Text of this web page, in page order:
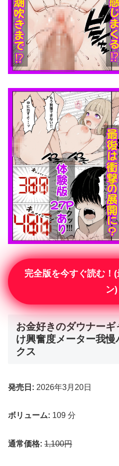
完全版を今すぐ読む！
ン)
お金好きのダウナー
け興奮度メーター我
クス
発売日: 2026年3月20日
ボリューム: 109 分
通常価格: 1,100円